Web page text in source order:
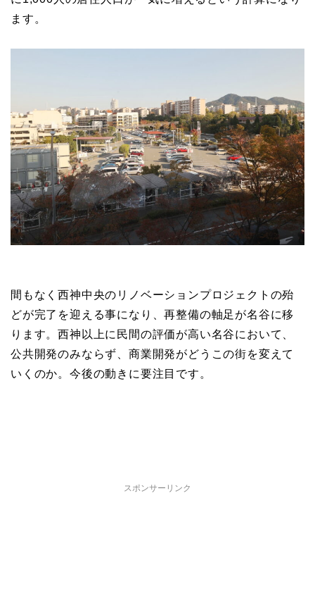
ます。
間もなく西神中央のリノベーションプロジェクトの殆
どが完了を迎える事になり、再整備の軸足が名谷に移
ります。西神以上に民間の評価が高い名谷において、
公共開発のみならず、商業開発がどうこの街を変えて
いくのか。今後の動きに要注目です。
スポンサーリンク